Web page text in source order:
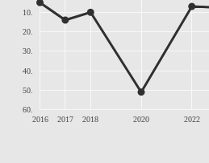
2016 2017 2018 2020 2022
10.
20.
30.
40.
50.
60.